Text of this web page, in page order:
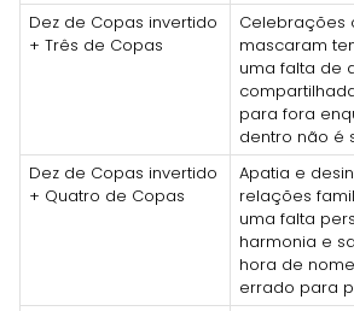
Dez de Copas invertido
+ Três de Copas
Celebrações
mascaram
uma falta de
para fora
dentro não é
Dez de Copas invertido
+ Quatro de Copas
Apatia e
relações
uma falta
harmonia e
hora de
errado para